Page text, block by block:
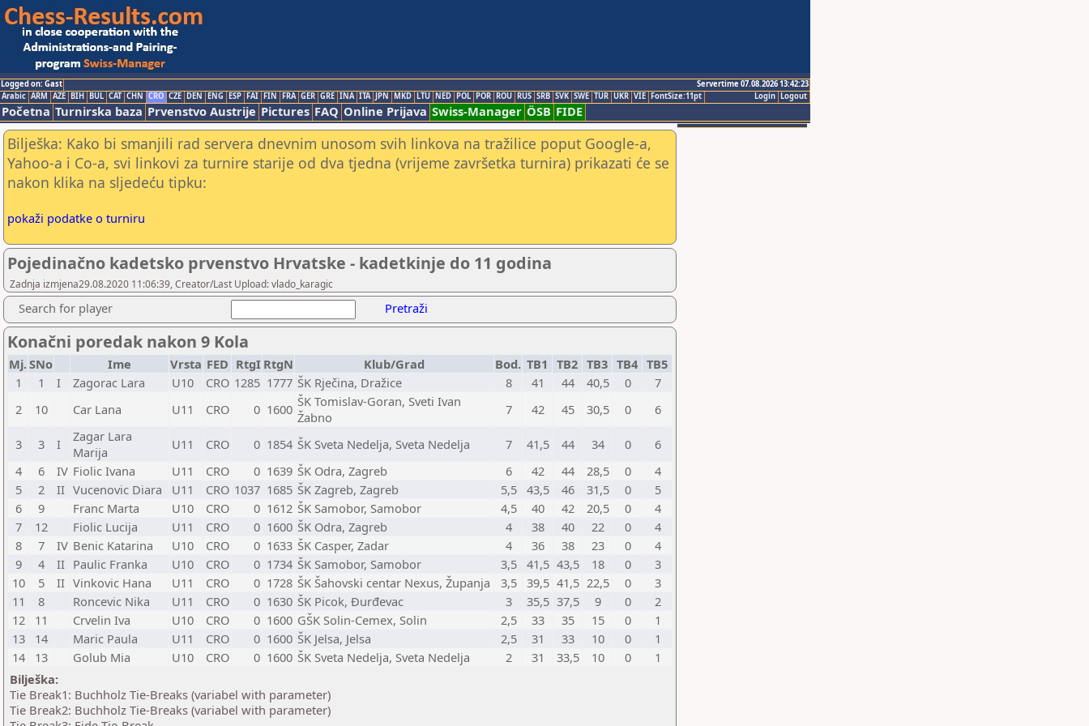
Logged on: Gast
Servertime 07.08.2026 13:42:23
Logout
Login
Arabic ARM AZE BIH BUL CAT CHN CRO CZE DEN ENG ESP FAI FIN FRA GER GRE INA ITA JPN MKD LTU NED POL POR ROU RUS SRB SVK SWE TUR UKR VIE FontSize:11pt
Početna Turnirska baza Prvenstvo Austrije Pictures FAQ Online Prijava Swiss-Manager ÖSB FIDE
Bilješka: Kako bi smanjili rad servera dnevnim unosom svih linkova na tražilice poput Google-a,
Yahoo-a i Co-a, svi linkovi za turnire starije od dva tjedna (vrijeme završetka turnira) prikazati će se
nakon klika na sljedeću tipku:
pokaži podatke o turniru
Pojedinačno kadetsko prvenstvo Hrvatske - kadetkinje do 11 godina
Zadnja izmjena29.08.2020 11:06:39, Creator/Last Upload: vlado_karagic
Search for player Pretraži
Konačni poredak nakon 9 Kola
Mj.SNo Ime Vrsta FED RtgI RtgN Klub/Grad Bod. TB1 TB2 TB3 TB4 TB5
1
1 I Zagorac Lara U10 CRO 1285 1777 ŠK Rječina, Dražice 8 41 44 40,5 0
7
2
10 Car Lana U11 CRO 0 1600 ŠK Tomislav-Goran, Sveti Ivan
Žabno
7 42 45 30,5 0 6
3 3 I
Zagar Lara
Marija
U11 CRO 0 1854 ŠK Sveta Nedelja, Sveta Nedelja 7 41,5 44 34 0
6
4
6 IV Fiolic Ivana U11 CRO 0 1639 ŠK Odra, Zagreb 6 42 44 28,5 0
4
5
2 II Vucenovic Diara U11 CRO 1037 1685 ŠK Zagreb, Zagreb 5,5 43,5 46 31,5 0
5
6
9 Franc Marta U10 CRO 0 1612 ŠK Samobor, Samobor 4,5 40 42 20,5 0
4
7
12 Fiolic Lucija U11 CRO 0 1600 ŠK Odra, Zagreb 4 38 40 22 0
4
8
7 IV Benic Katarina U10 CRO 0 1633 ŠK Casper, Zadar 4 36 38 23 0
4
9
4 II Paulic Franka U10 CRO 0 1734 ŠK Samobor, Samobor 3,5 41,5 43,5 18 0
3
10
5 II Vinkovic Hana U11 CRO 0 1728 ŠK Šahovski centar Nexus, Županja 3,5 39,5 41,5 22,5 0
3
11
8 Roncevic Nika U11 CRO 0 1630 ŠK Picok, Đurđevac 3 35,5 37,5 9 0
2
12
11 Crvelin Iva U10 CRO 0 1600 GŠK Solin-Cemex, Solin 2,5 33 35 15 0
1
13
14 Maric Paula U11 CRO 0 1600 ŠK Jelsa, Jelsa 2,5 31 33 10 0
1
14
13 Golub Mia U10 CRO 0 1600 ŠK Sveta Nedelja, Sveta Nedelja 2 31 33,5 10 0
1
Bilješka:
Tie Break1: Buchholz Tie-Breaks (variabel with parameter)
Tie Break2: Buchholz Tie-Breaks (variabel with parameter)